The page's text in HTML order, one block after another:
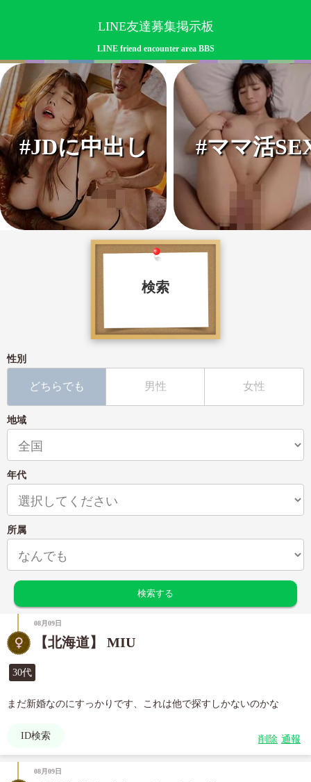
LINE友達募集掲示板
LINE friend encounter area BBS
#JDに中出し #ママ活
検索
性別
どちらでも 男性 女性
地域
年代
所属
08月09日
【北海道】 MIU
30代
まだ新婚なのにすっかりです、これは他で探すしかないのかな
ID検索 削除 通報
08月09日